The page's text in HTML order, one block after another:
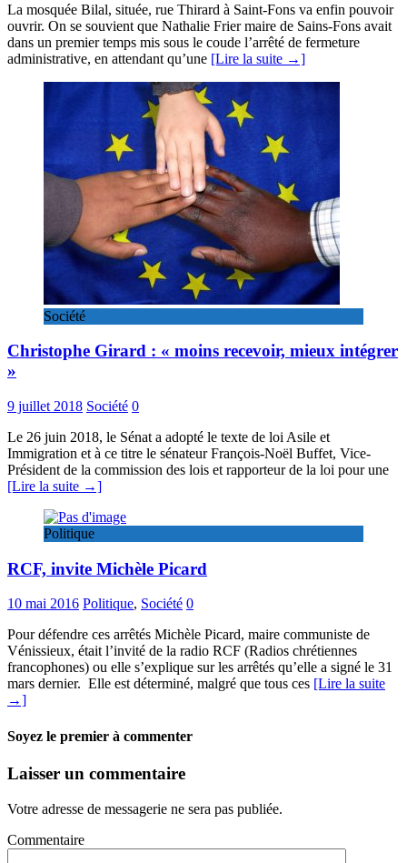
La mosquée Bilal, située, rue Thirard à Saint-Fons va enfin pouvoir
ouvrir. On se souvient que Nathalie Frier maire de Sains-Fons avait
dans un premier temps mis sous le coude l’arrêté de fermeture
administrative, en attendant qu’une [Lire la suite →]
Société
Christophe Girard : « moins recevoir, mieux intégrer
»
9 juillet 2018 Société 0
Le 26 juin 2018, le Sénat a adopté le texte de loi Asile et
Immigration et à ce titre le sénateur François-Noël Buffet, Vice-
Président de la commission des lois et rapporteur de la loi pour une
[Lire la suite →]
Politique
RCF, invite Michèle Picard
10 mai 2016 Politique, Société 0
Pour défendre ces arrêtés Michèle Picard, maire communiste de
Vénissieux, était l’invité de la radio RCF (Radios chrétiennes
francophones) ou elle s’explique sur les arrêtés qu’elle a signé le 31
mars dernier. Elle est déterminé, malgré que tous ces [Lire la suite
→]
Soyez le premier à commenter
Laisser un commentaire
Votre adresse de messagerie ne sera pas publiée.
Commentaire